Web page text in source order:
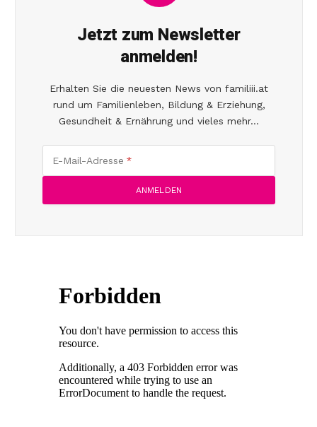
Jetzt zum Newsletter
anmelden!
Erhalten Sie die neuesten News von familiii.at
rund um Familienleben, Bildung & Erziehung,
Gesundheit & Ernährung und vieles mehr...
E-Mail-Adresse